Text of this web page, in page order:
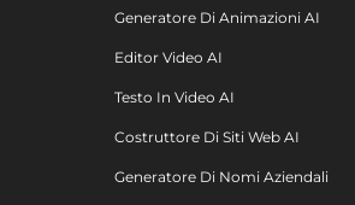
Generatore Di Animazioni AI
Editor Video AI
Testo In Video AI
Costruttore Di Siti Web AI
Generatore Di Nomi Aziendali